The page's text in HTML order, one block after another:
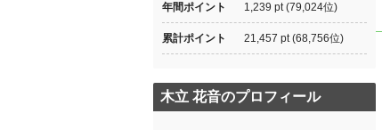
年間ポイント 1,239 pt (79,024位)
累計ポイント 21,457 pt (68,756位)
木立 花音のプロフィール